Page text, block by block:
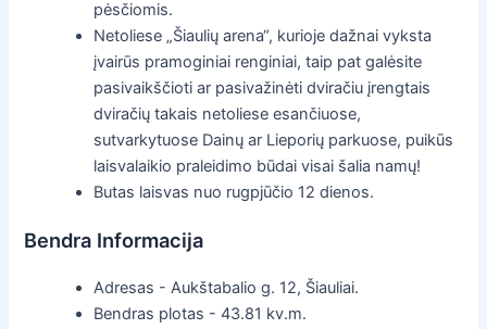
pėsčiomis.
Netoliese „Šiaulių arena“, kurioje dažnai vyksta
įvairūs pramoginiai renginiai, taip pat galėsite
pasivaikščioti ar pasivažinėti dviračiu įrengtais
dviračių takais netoliese esančiuose,
sutvarkytuose Dainų ar Lieporių parkuose, puikūs
laisvalaikio praleidimo būdai visai šalia namų!
Butas laisvas nuo rugpjūčio 12 dienos.
Bendra Informacija
Adresas - Aukštabalio g. 12, Šiauliai.
Bendras plotas - 43.81 kv.m.